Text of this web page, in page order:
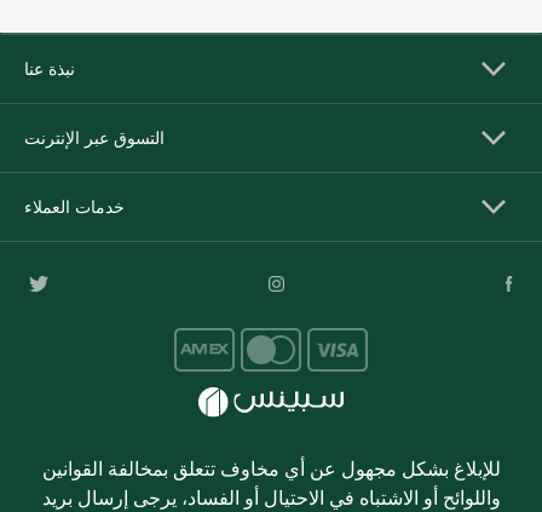
نبذة عنا
التسوق عبر الإنترنت
خدمات العملاء
للإبلاغ بشكل مجهول عن أي مخاوف تتعلق بمخالفة القوانين
واللوائح أو الاشتباه في الاحتيال أو الفساد، يرجى إرسال بريد